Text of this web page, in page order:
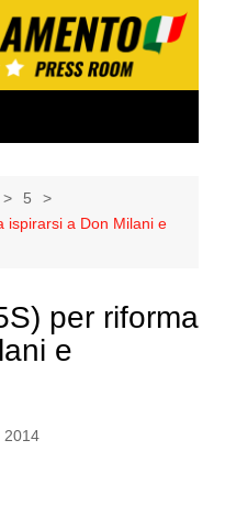
5
ispirarsi a Don Milani e
per riforma
e
2014